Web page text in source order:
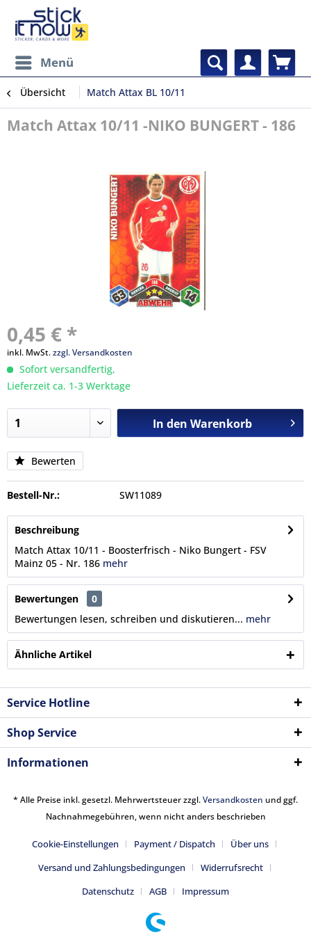
Menü
Übersicht Match Attax BL 10/11
Match Attax 10/11 -NIKO BUNGERT - 186
0,45 € *
inkl. MwSt.zzgl. Versandkosten
Sofort versandfertig,
Lieferzeit ca. 1-3 Werktage
In den Warenkorb
Bewerten
Bestell-Nr.: SW11089
Beschreibung
Match Attax 10/11 - Boosterfrisch - Niko Bungert - FSV
Mainz 05 - Nr. 186 mehr
Bewertungen
0
Bewertungen lesen, schreiben und diskutieren... mehr
Ähnliche Artikel
Service Hotline
Shop Service
Informationen
* Alle Preise inkl. gesetzl. Mehrwertsteuer zzgl.Versandkosten und ggf.
Nachnahmegebühren, wenn nicht anders beschrieben
Cookie-Einstellungen Payment / Dispatch
Über uns
Versand und Zahlungsbedingungen
Widerrufsrecht
Datenschutz
AGB Impressum